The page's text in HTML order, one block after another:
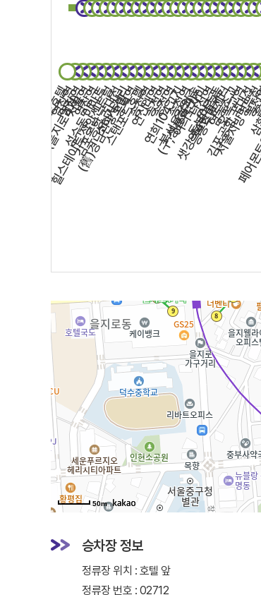
페봉
서울지방
김포공항 국내선
오목교역
염동초교
응봉주민센터
동부이촌동
남성역
여의도자이
샛강역4번출구
북서울꿈의숲
송정역
연희104고지
(구,성산회관)
송정역
송정역
연신내역
송정역
스탠포드호텔
공덕역
소하사거리
김포공항 국내선
힐스테이트 장안센트럴
(舊)경남관광호텔
성수동 이마트
염창역
서울역
염창역
염창역
국도호텔
(을지로4가)
50m
승차장 정보
정류장 위치 : 호텔 앞
정류장 번호 : 02712